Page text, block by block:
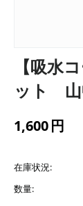
【吸水
ット 山
1,600円
在庫状況:
数量: